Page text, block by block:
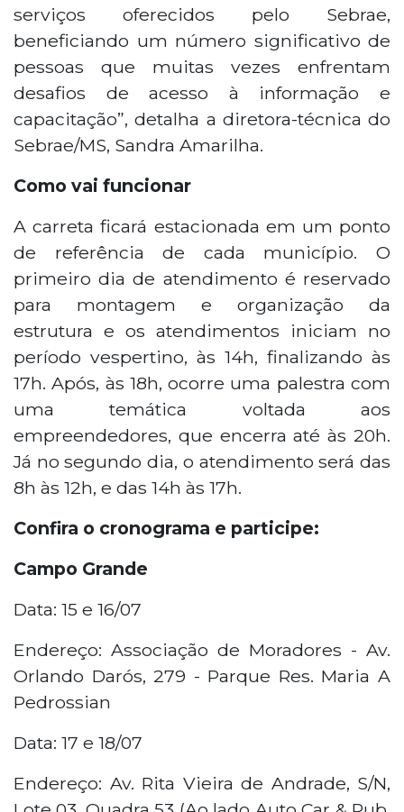
serviços oferecidos pelo Sebrae,
beneficiando um número significativo de
pessoas que muitas vezes enfrentam
desafios de acesso à informação e
capacitação”, detalha a diretora-técnica do
Sebrae/MS, Sandra Amarilha.
Como vai funcionar
A carreta ficará estacionada em um ponto
de referência de cada município. O
primeiro dia de atendimento é reservado
para montagem e organização da
estrutura e os atendimentos iniciam no
período vespertino, às 14h, finalizando às
17h. Após, às 18h, ocorre uma palestra com
uma temática voltada aos
empreendedores, que encerra até às 20h.
Já no segundo dia, o atendimento será das
8h às 12h, e das 14h às 17h.
Confira o cronograma e participe:
Campo Grande
Data: 15 e 16/07
Endereço: Associação de Moradores - Av.
Orlando Darós, 279 - Parque Res. Maria A
Pedrossian
Data: 17 e 18/07
Endereço: Av. Rita Vieira de Andrade, S/N,